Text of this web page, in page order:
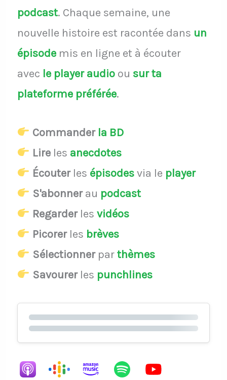
podcast. Chaque semaine, une
nouvelle histoire est racontée dans un
épisodemis en ligne et à écouter
avec le player audio ou sur ta
plateforme préférée.
Commander la BD
Lireles anecdotes
Écouterles épisodesvia le player
S'abonnerau podcast
Regarderles vidéos
Picorerles brèves
Sélectionnerparthèmes
Savourerles punchlines